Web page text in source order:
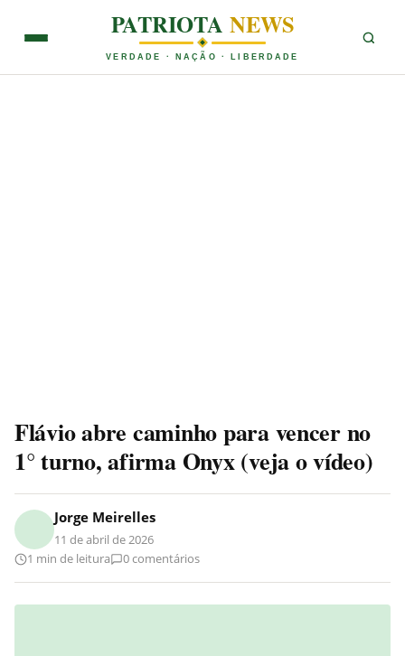
PATRIOTANEWS
VERDADE · NAÇÃO · LIBERDADE
Flávio abre caminho para vencer no
1° turno, afirma Onyx (veja o vídeo)
Jorge Meirelles
11 de abril de 2026
1 min de leitura
0 comentários